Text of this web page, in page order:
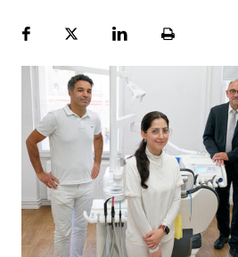
FacebookPlattformLinekdInSeite